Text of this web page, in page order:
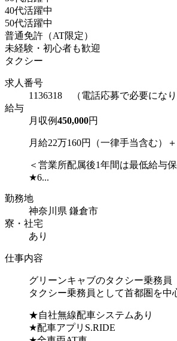
40代活躍中
50代活躍中
普通免許（AT限定）
未経験・初心者も歓迎
タクシー
求人番号
1136318 （電話応募で必要になり
給与
月収例450,000円
月給22万160円（一律手当含む）
＜営業所配属後1年間は最低給与
★6...
勤務地
神奈川県 鎌倉市
寮・社宅
あり
仕事内容
グリーンキャブのタクシー乗務員
タクシー乗務員として首都圏を中
★自社無線配車システムあり
★配車アプリS.RIDE